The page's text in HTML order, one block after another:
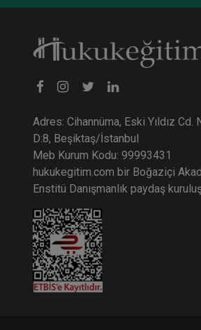
Adres: Cihannüma, Eski Yıldız Cd.
D:8, Beşiktaş/İstanbul
Meb Kurum Kodu: 99993431
hukukegitim.com bir Boğaziçi
Enstitü Danışmanlık paydaş